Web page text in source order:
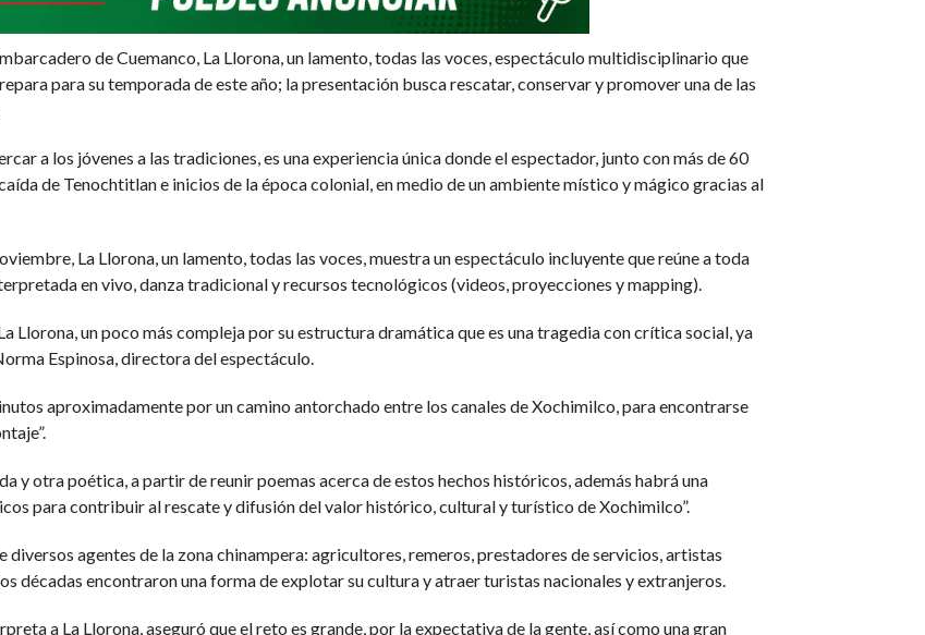
de Cuemanco, La Llorona, un lamento, todas las voces, espectáculo multidisciplinario que
para su temporada de este año; la presentación busca rescatar, conservar y promover una de las
a los jóvenes a las tradiciones, es una experiencia única donde el espectador, junto con más de 60
de Tenochtitlan e inicios de la época colonial, en medio de un ambiente místico y mágico gracias al
La Llorona, un lamento, todas las voces, muestra un espectáculo incluyente que reúne a toda
en vivo, danza tradicional y recursos tecnológicos (videos, proyecciones y mapping).
Llorona, un poco más compleja por su estructura dramática que es una tragedia con crítica social, ya
Espinosa, directora del espectáculo.
aproximadamente por un camino antorchado entre los canales de Xochimilco, para encontrarse
y otra poética, a partir de reunir poemas acerca de estos hechos históricos, además habrá una
para contribuir al rescate y difusión del valor histórico, cultural y turístico de Xochimilco”.
agentes de la zona chinampera: agricultores, remeros, prestadores de servicios, artistas
décadas encontraron una forma de explotar su cultura y atraer turistas nacionales y extranjeros.
a La Llorona, aseguró que el reto es grande, por la expectativa de la gente, así como una gran